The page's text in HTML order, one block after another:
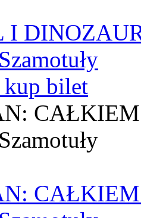
I
kup bilet